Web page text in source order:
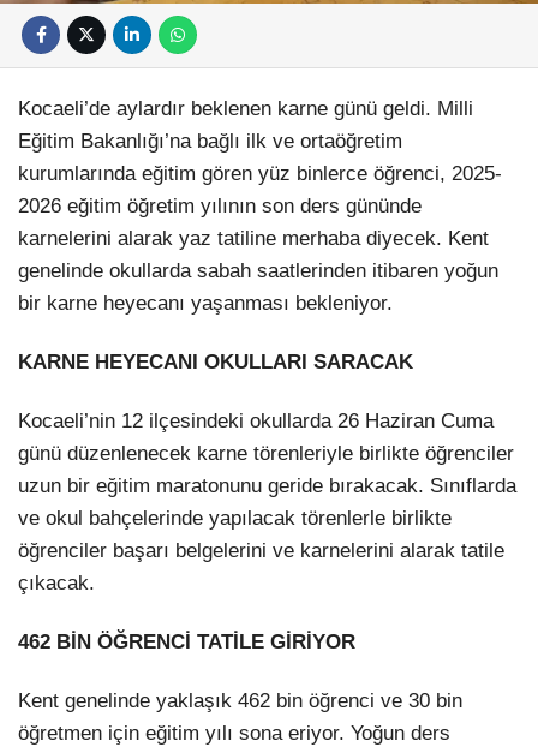
Kocaeli’de aylardır beklenen karne günü geldi. Milli
Eğitim Bakanlığı’na bağlı ilk ve ortaöğretim
kurumlarında eğitim gören yüz binlerce öğrenci, 2025-
2026 eğitim öğretim yılının son ders gününde
karnelerini alarak yaz tatiline merhaba diyecek. Kent
genelinde okullarda sabah saatlerinden itibaren yoğun
bir karne heyecanı yaşanması bekleniyor.
KARNE HEYECANI OKULLARI SARACAK
Kocaeli’nin 12 ilçesindeki okullarda 26 Haziran Cuma
günü düzenlenecek karne törenleriyle birlikte öğrenciler
uzun bir eğitim maratonunu geride bırakacak. Sınıflarda
ve okul bahçelerinde yapılacak törenlerle birlikte
öğrenciler başarı belgelerini ve karnelerini alarak tatile
çıkacak.
462 BİN ÖĞRENCİ TATİLE GİRİYOR
Kent genelinde yaklaşık 462 bin öğrenci ve 30 bin
öğretmen için eğitim yılı sona eriyor. Yoğun ders